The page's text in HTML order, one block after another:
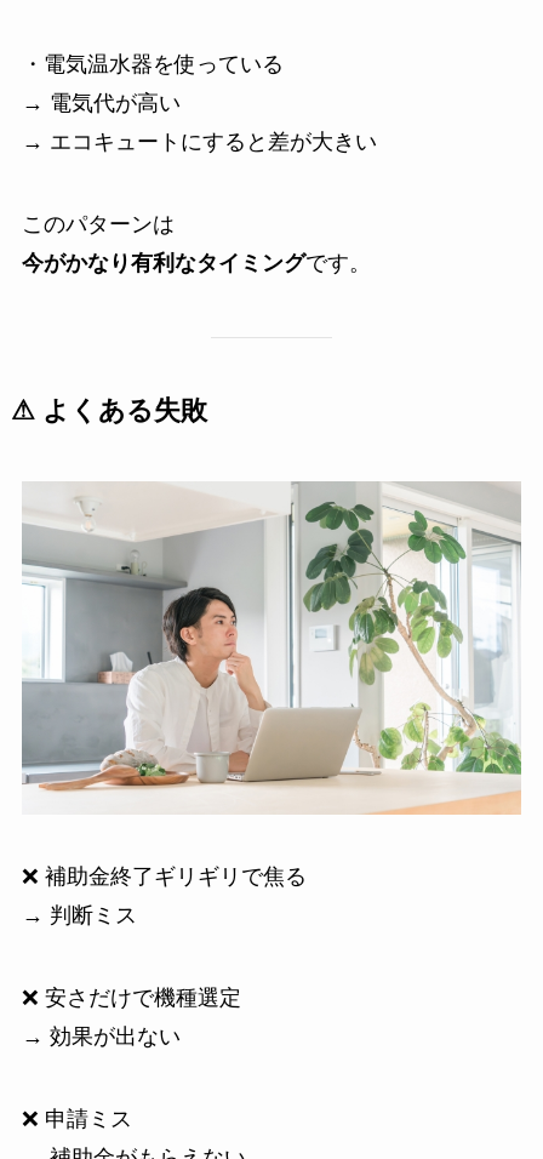
・電気温水器を使っている
→ 電気代が高い
→ エコキュートにすると差が大きい
このパターンは
今がかなり有利なタイミングです。
⚠ よくある失敗
❌ 補助金終了ギリギリで焦る
→ 判断ミス
❌ 安さだけで機種選定
→ 効果が出ない
❌ 申請ミス